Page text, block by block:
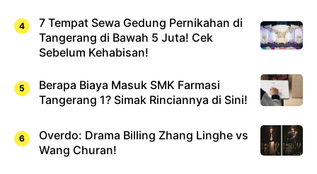
7 Tempat Sewa Gedung Pernikahan di
Tangerang di Bawah 5 Juta! Cek
Sebelum Kehabisan!
Berapa Biaya Masuk SMK Farmasi
Tangerang 1? Simak Rinciannya di Sini!
Overdo: Drama Billing Zhang Linghe vs
Wang Churan!